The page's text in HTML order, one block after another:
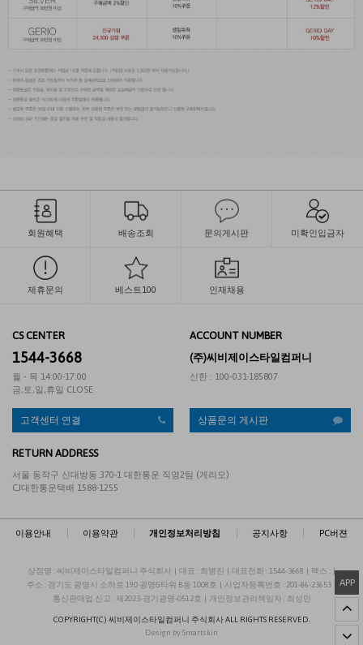
APP
회원혜택 배송조회 문의게시판 미확인입금자
제휴문의 베스트100 인재채용
CS CENTER
1544-3668
월 - 목 14:00-17:00
금,토,일,휴일 CLOSE
ACCOUNT NUMBER
(주)씨비제이스타일컴퍼니
신한 : 100-031-185807
고객센터 연결 상품문의 게시판
RETURN ADDRESS
서울 동작구 신대방동 370-1 대한통운 직영2팀 (게리오)
CJ대한통운택배 1588-1255
이용안내 이용약관 개인정보처리방침 공지사항 PC버젼
상점명 : 씨비제이스타일컴퍼니 주식회사 | 대표 : 최병진 | 대표전화 : 1544-3668 | 팩스 :
|
주소 : 경기도 광명시 소하로 190 광명G타워 B동 1008호 | 사업자등록번호 : 201-86-23653
통신판매업 신고 : 제2023-경기광명-0512호 | 개인정보관리책임자 : 최성민
COPYRIGHT(C) 씨비제이스타일컴퍼니 주식회사ALL RIGHTS RESERVED.